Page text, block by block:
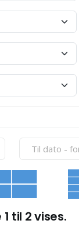
til 2 vises.